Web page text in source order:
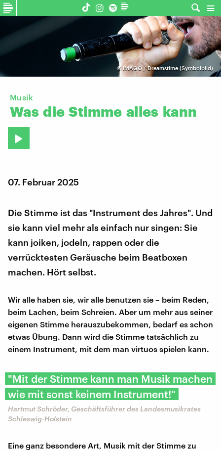
© IMAGO / Dreamstime (Symbolbild)
Musik
Was die Stimme alles kann
07. Februar 2025
Die Stimme ist das "Instrument des Jahres". Und
sie kann viel mehr als einfach nur singen: Sie
kann joiken, jodeln, rappen oder die
verrücktesten Geräusche beim Beatboxen
machen. Hört selbst.
Wir alle haben sie, wir alle benutzen sie – beim Reden,
beim Lachen, beim Schreien. Aber um mehr aus seiner
eigenen Stimme herauszubekommen, bedarf es schon
etwas Übung. Dann wird die Stimme tatsächlich zu
einem Instrument, mit dem man virtuos spielen kann.
"Mit der Stimme kann man Musik machen
wie mit sonst keinem Instrument!"
Hartmut Schröder, Geschäftsführer des Landesmusikrates
Schleswig-Holstein
Eine ganz besondere Art, Musik mit der Stimme zu